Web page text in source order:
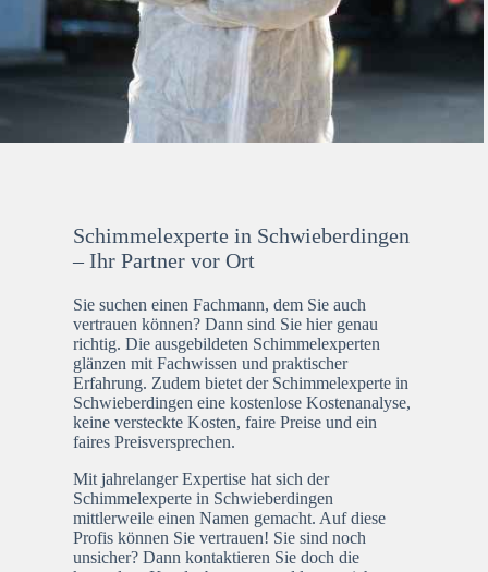
Schimmelexperte in Schwieberdingen
– Ihr Partner vor Ort
Sie suchen einen Fachmann, dem Sie auch
vertrauen können? Dann sind Sie hier genau
richtig. Die ausgebildeten Schimmelexperten
glänzen mit Fachwissen und praktischer
Erfahrung. Zudem bietet der Schimmelexperte in
Schwieberdingen eine kostenlose Kostenanalyse,
keine versteckte Kosten, faire Preise und ein
faires Preisversprechen.
Mit jahrelanger Expertise hat sich der
Schimmelexperte in Schwieberdingen
mittlerweile einen Namen gemacht. Auf diese
Profis können Sie vertrauen! Sie sind noch
unsicher? Dann kontaktieren Sie doch die